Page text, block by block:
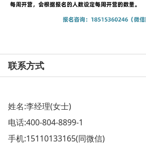
联系方式
姓名:李经理(女士)
电话:400-804-8899-1
手机:15110133165(同微信)